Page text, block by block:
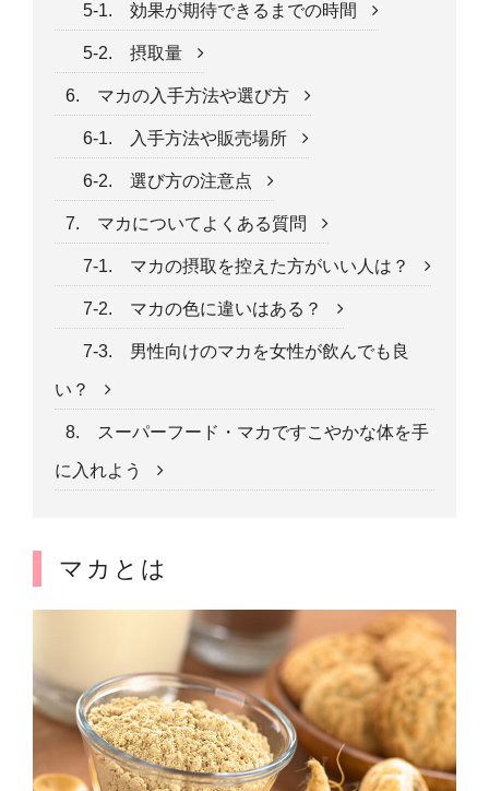
5-1. 効果が期待できるまでの時間
5-2. 摂取量
6. マカの入手方法や選び方
6-1. 入手方法や販売場所
6-2. 選び方の注意点
7. マカについてよくある質問
7-1. マカの摂取を控えた方がいい人は？
7-2. マカの色に違いはある？
7-3. 男性向けのマカを女性が飲んでも良
い？
8. スーパーフード・マカですこやかな体を手
に入れよう
マカとは